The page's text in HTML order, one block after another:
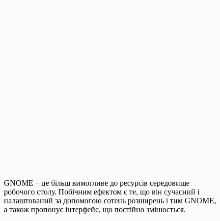
GNOME – це більш вимогливе до ресурсів середовище
робочого столу. Побічним ефектом є те, що він сучасний і
налаштований за допомогою сотень розширень і тим GNOME,
а також пропонує інтерфейс, що постійно змінюється.